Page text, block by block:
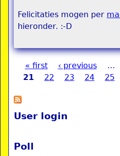
Felicitaties mogen per
hieronder. :-D
Pages
« first ‹ previous …
21
22 23 24 25
User login
Poll